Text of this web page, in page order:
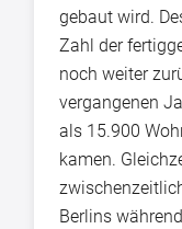
gebaut wird.
Zahl der
noch weiter
vergangenen
als 15.900
kamen.
Berlins